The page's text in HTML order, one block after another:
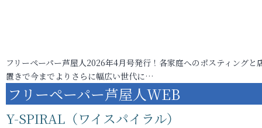
フリーペーパー芦屋人2026年4月号発行！各家庭へのポスティングと
置きで今までよりさらに幅広い世代に…
フリーペーパー芦屋人WEB
Y-SPIRAL（ワイスパイラル）